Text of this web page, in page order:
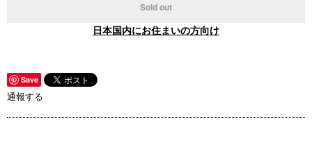
Sold out
日本国内にお住まいの方向け
Save
通報する